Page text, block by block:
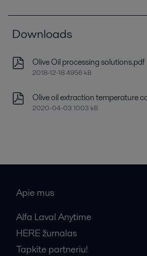
Downloads
Olive Oil processing solutions.pdf
2018-12-18 4956 kB
Olive oil extraction temperature
2020-04-03 1003 kB
Apie mus
Alfa Laval Anytime
HERE žurnalas
Tapkite partneriu!